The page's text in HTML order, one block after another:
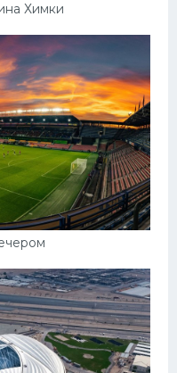
Химки